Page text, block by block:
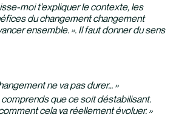
moi t’expliquer le contexte, les
du changement changement
ensemble. ». Il faut donner du sens
ne va pas durer… »
comprends que ce soit déstabilisant.
cela va réellement évoluer. »